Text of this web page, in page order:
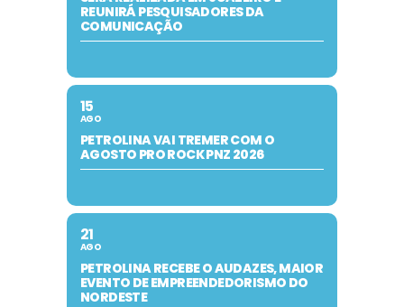
REUNIRÁ PESQUISADORES DA
COMUNICAÇÃO
15
AGO
PETROLINA VAI TREMER COM O
AGOSTO PRO ROCK PNZ 2026
21
AGO
PETROLINA RECEBE O AUDAZES, MAIOR
EVENTO DE EMPREENDEDORISMO DO
NORDESTE